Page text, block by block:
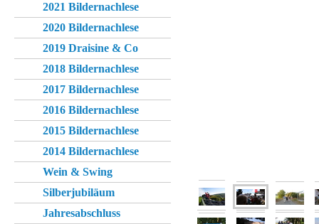
2021 Bildernachlese
2020 Bildernachlese
2019 Draisine & Co
2018 Bildernachlese
2017 Bildernachlese
2016 Bildernachlese
2015 Bildernachlese
2014 Bildernachlese
Wein & Swing
Silberjubiläum
Jahresabschluss